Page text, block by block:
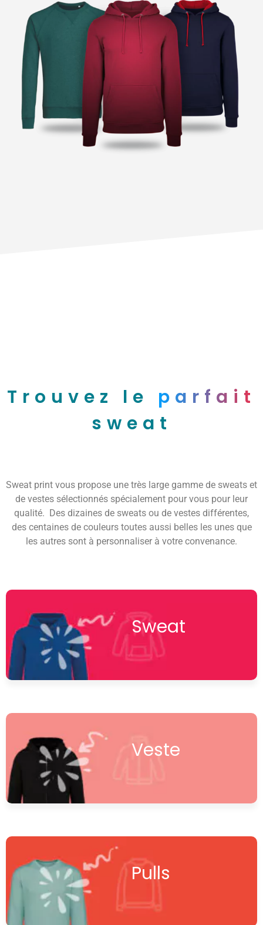
Trouvez le parfait
sweat
Sweat print vous propose une très large gamme de sweats et
de vestes sélectionnés spécialement pour vous pour leur
qualité. Des dizaines de sweats ou de vestes différentes,
des centaines de couleurs toutes aussi belles les unes que
les autres sont à personnaliser à votre convenance.
Sweat
Veste
Pulls